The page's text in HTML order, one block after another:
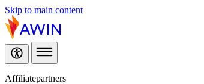
Skip to main content
Affiliatepartners